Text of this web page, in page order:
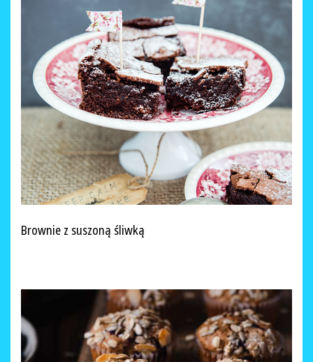
Brownie z suszoną śliwką